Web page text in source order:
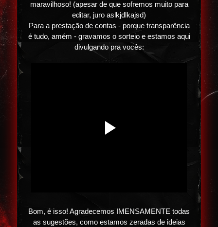
maravilhoso! (apesar de que sofremos muito para
editar, juro aslkjdlkajsd)
Para a prestação de contas - porque transparência
é tudo, amém - gravamos o sorteio e estamos aqui
divulgando pra vocês:
Bom, é isso! Agradecemos IMENSAMENTE todas
as sugestões, como estamos zeradas de ideias